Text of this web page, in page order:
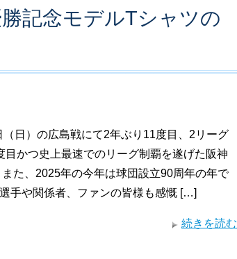
記念モデルTシャツの
（日）の広島戦にて2年ぶり11度目、2リーグ
目かつ史上最速でのリーグ制覇を遂げた阪神
また、2025年の今年は球団設立90周年の年で
手や関係者、ファンの皆様も感慨 […]
続きを読む